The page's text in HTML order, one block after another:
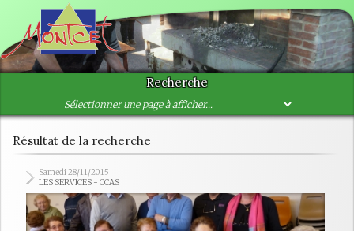
Recherche
Résultat de la recherche
Samedi 28/11/2015
LES SERVICES - CCAS